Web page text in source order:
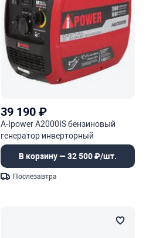
39 190₽
A-Ipower A2000IS бензиновый
генератор инверторный
В корзину — 32 500 ₽/шт.
Послезавтра